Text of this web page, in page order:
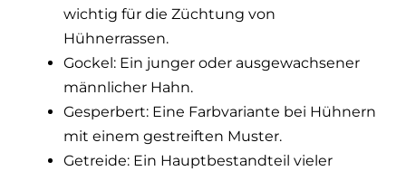
wichtig für die Züchtung von
Hühnerrassen.
Gockel: Ein junger oder ausgewachsener
männlicher Hahn.
Gesperbert: Eine Farbvariante bei Hühnern
mit einem gestreiften Muster.
Getreide: Ein Hauptbestandteil vieler